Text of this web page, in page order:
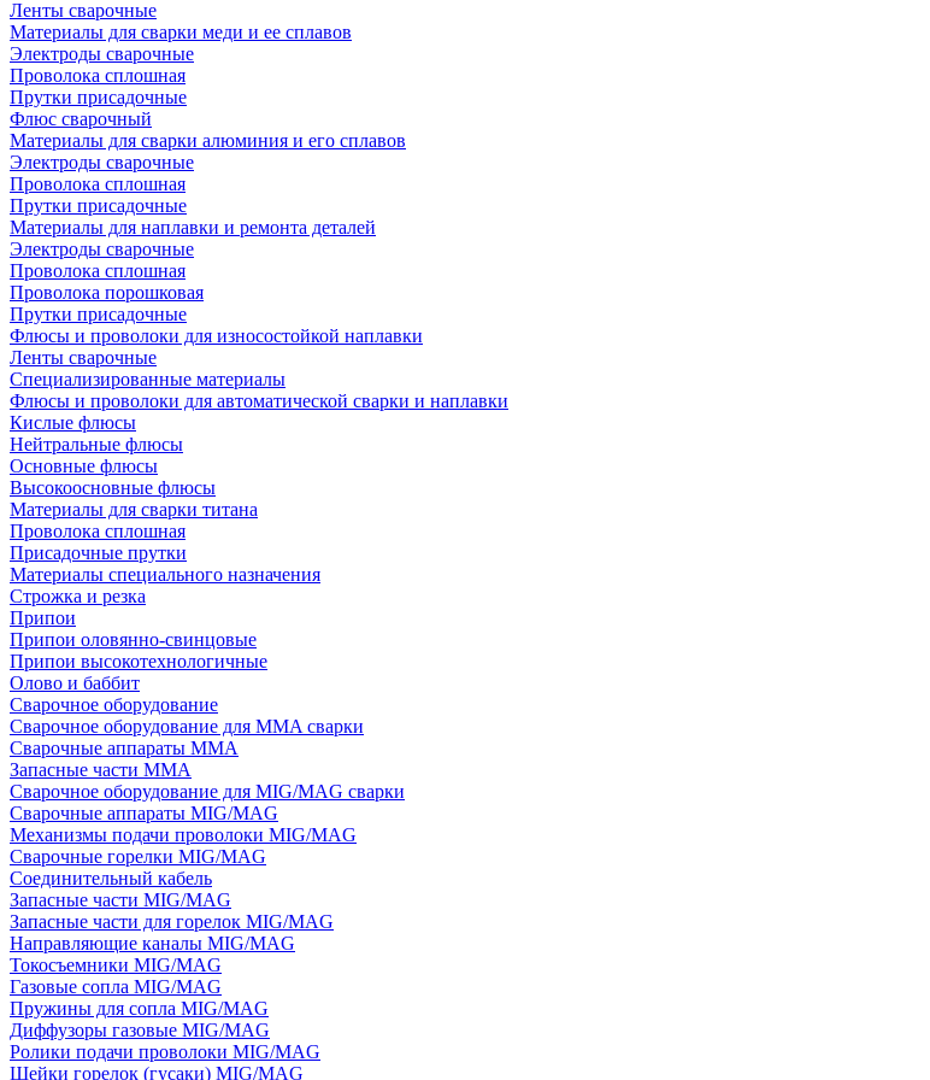
Ленты сварочные
Материалы для сварки меди и ее сплавов
Электроды сварочные
Проволока сплошная
Прутки присадочные
Флюс сварочный
Материалы для сварки алюминия и его сплавов
Электроды сварочные
Проволока сплошная
Прутки присадочные
Материалы для наплавки и ремонта деталей
Электроды сварочные
Проволока сплошная
Проволока порошковая
Прутки присадочные
Флюсы и проволоки для износостойкой наплавки
Ленты сварочные
Специализированные материалы
Флюсы и проволоки для автоматической сварки и наплавки
Кислые флюсы
Нейтральные флюсы
Основные флюсы
Высокоосновные флюсы
Материалы для сварки титана
Проволока сплошная
Присадочные прутки
Материалы специального назначения
Строжка и резка
Припои
Припои оловянно-свинцовые
Припои высокотехнологичные
Олово и баббит
Сварочное оборудование
Сварочное оборудование для MMA сварки
Сварочные аппараты MMA
Запасные части MMA
Сварочное оборудование для MIG/MAG сварки
Сварочные аппараты MIG/MAG
Механизмы подачи проволоки MIG/MAG
Сварочные горелки MIG/MAG
Соединительный кабель
Запасные части MIG/MAG
Запасные части для горелок MIG/MAG
Направляющие каналы MIG/MAG
Токосъемники MIG/MAG
Газовые сопла MIG/MAG
Пружины для сопла MIG/MAG
Диффузоры газовые MIG/MAG
Ролики подачи проволоки MIG/MAG
Шейки горелок (гусаки) MIG/MAG